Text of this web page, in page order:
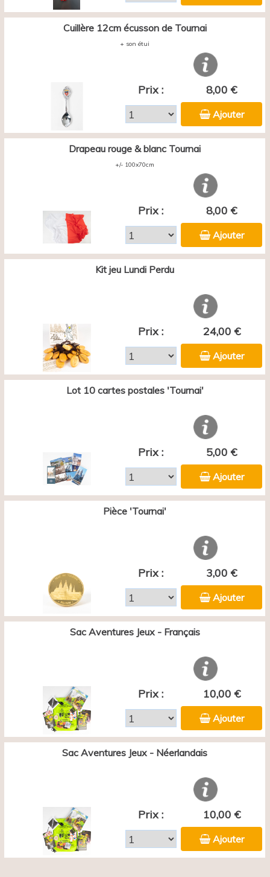
Cuillère 12cm écusson de Tournai
+ son étui
Prix : 8,00 €
Ajouter
Drapeau rouge & blanc Tournai
+/- 100x70cm
Prix : 8,00 €
Ajouter
Kit jeu Lundi Perdu
Prix : 24,00 €
Ajouter
Lot 10 cartes postales 'Tournai'
Prix : 5,00 €
Ajouter
Pièce 'Tournai'
Prix : 3,00 €
Ajouter
Sac Aventures Jeux - Français
Prix : 10,00 €
Ajouter
Sac Aventures Jeux - Néerlandais
Prix : 10,00 €
Ajouter